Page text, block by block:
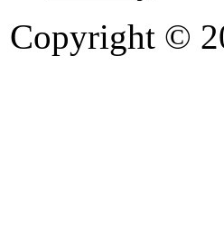
Copyright ©